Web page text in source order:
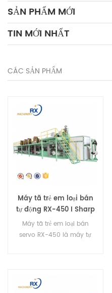
SẢN PHẨM MỚI
TIN MỚI NHẤT
CÁC SẢN PHẨM
Máy tã trẻ em loại bán
tự động RX-450 I Sharp
Máy tã trẻ em loại bán
servo RX-450 là máy tự